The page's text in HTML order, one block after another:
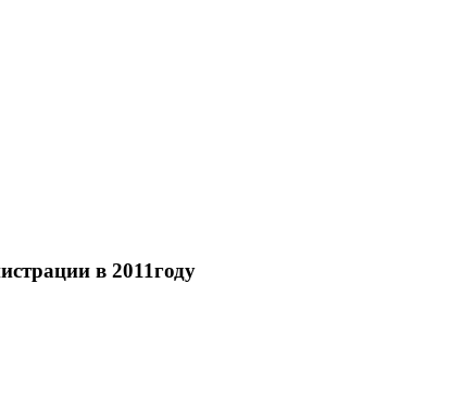
в 2011году